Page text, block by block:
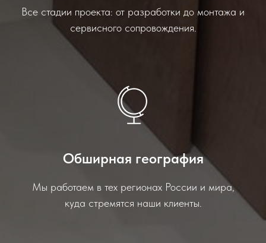
Все стадии проекта: от разработки до монтажа и
сервисного сопровождения.
Обширная география
Мы работаем в тех регионах России и мира,
куда стремятся наши клиенты.